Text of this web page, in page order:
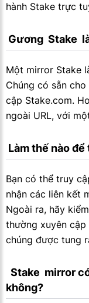
hành Stake trực
Gương  Stake
Một mirror Stake
Chúng có sẵn
cập Stake.com.
ngoài URL, với
Làm thế nào
Bạn có thể truy
nhận các liên kết
Ngoài ra, hãy
thường xuyên
chúng được tung
không?